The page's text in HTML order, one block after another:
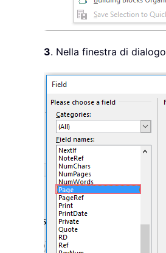
3. Nella finestra di dialogo